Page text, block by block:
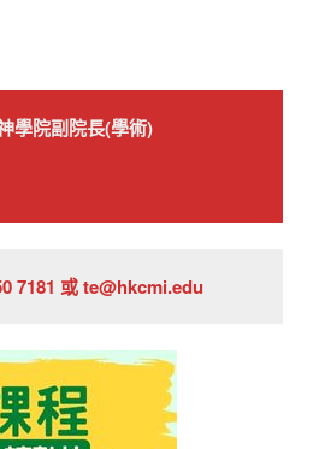
學院副院長(學術)
7181 或 te@hkcmi.edu